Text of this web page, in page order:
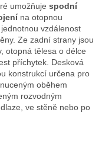
umožňuje spodní
na otopnou
vzdálenost
Ze zadní strany jsou
otopná tělesa o délce
příchytek. Desková
konstrukcí určena pro
oběhem
rozvodným
ve stěně nebo po